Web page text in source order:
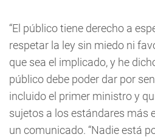
“El público tiene derecho a
respetar la ley sin miedo ni
que sea el implicado, y he
público debe poder dar por
incluido el primer ministro y
sujetos a los estándares más
un comunicado. “Nadie está